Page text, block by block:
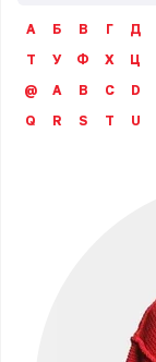
А Б В Г Д
Т
У Ф Х Ц
@
A B C D
Q
R S T U